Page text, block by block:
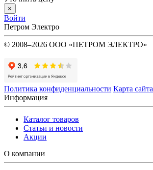
×
Войти
Петром Электро
© 2008–2026 ООО «ПЕТРОМ ЭЛЕКТРО»
Политика конфиденциальности Карта сайта
Информация
Каталог товаров
Статьи и новости
Акции
О компании